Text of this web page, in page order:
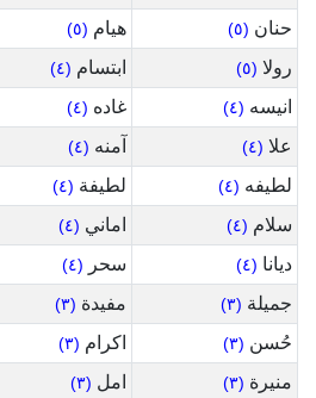
حنان (٥) هيام (٥)
رولا (٥) ابتسام (٤)
انيسه (٤) غاده (٤)
علا (٤) آمنه (٤)
لطيفه (٤) لطيفة (٤)
سلام (٤) اماني (٤)
ديانا (٤) سحر (٤)
جميلة (٣) مفيدة (٣)
حُسن (٣) اكرام (٣)
منيرة (٣) امل (٣)